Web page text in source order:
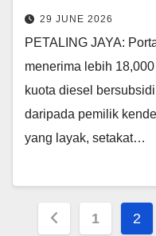
29 JUNE 2026
PETALING JAYA:
menerima lebih
kuota diesel
daripada pemilik
yang layak, setakat…
Posts
1 2